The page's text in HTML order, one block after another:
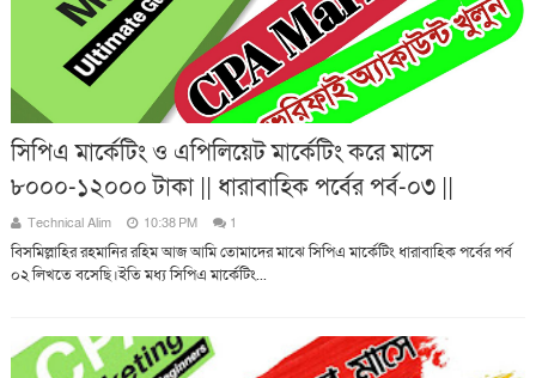
সিপিএ মার্কেটিং ও এপিলিয়েট মার্কেটিং করে মাসে
৮০০০-১২০০০ টাকা || ধারাবাহিক পর্বের পর্ব-০৩ ||
Technical Alim 10:38 PM 1
বিসমিল্লাহির রহমানির রহিম আজ আমি তোমাদের মাঝে সিপিএ মার্কেটিং ধারাবাহিক পর্বের পর্ব
০২ লিখতে বসেছি।ইতি মধ্য সিপিএ মার্কেটিং...